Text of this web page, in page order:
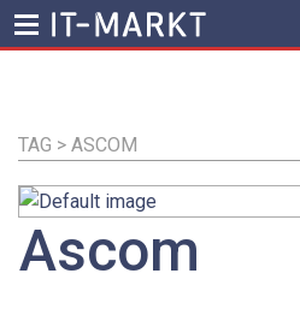
Inhalt
TAG > ASCOM
Ascom